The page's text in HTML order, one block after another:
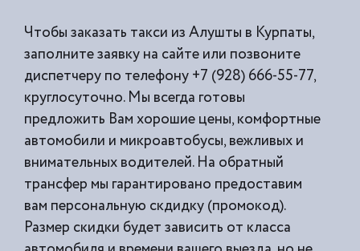
Чтобы заказать такси из Алушты в Курпаты,
заполните заявку на сайте или позвоните
диспетчеру по телефону +7 (928) 666-55-77,
круглосуточно. Мы всегда готовы
предложить Вам хорошие цены, комфортные
автомобили и микроавтобусы, вежливых и
внимательных водителей. На обратный
трансфер мы гарантировано предоставим
вам персональную скдидку (промокод).
Размер скидки будет зависить от класса